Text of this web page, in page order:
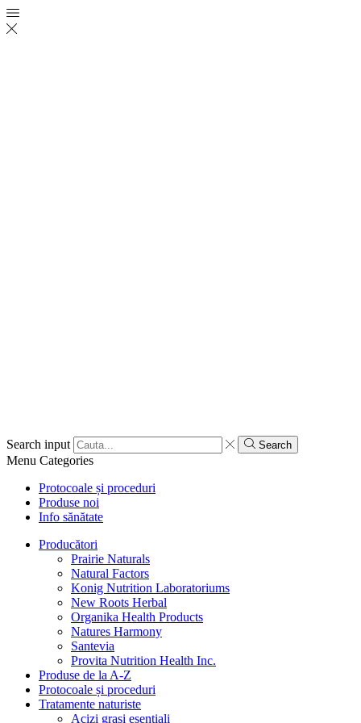
Search input Search
Menu Categories
Protocoale și proceduri
Produse noi
Info sănătate
Producători
Prairie Naturals
Natural Factors
Konig Nutrition Laboratoriums
New Roots Herbal
Organika Health Products
Natures Harmony
Santevia
Provita Nutrition Health Inc.
Produse de la A-Z
Protocoale și proceduri
Tratamente naturiste
Acizi grași esențiali